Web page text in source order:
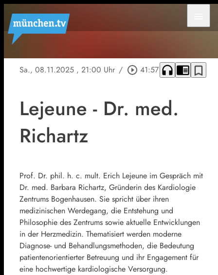
Sa., 08.11.2025 , 21:00 Uhr / play_circle_outline 41:57 headphones chrome_reader_mode bookmark_border
Lejeune - Dr. med.
Richartz
Prof. Dr. phil. h. c. mult. Erich Lejeune im Gespräch mit
Dr. med. Barbara Richartz, Gründerin des Kardiologie
Zentrums Bogenhausen. Sie spricht über ihren
medizinischen Werdegang, die Entstehung und
Philosophie des Zentrums sowie aktuelle Entwicklungen
in der Herzmedizin. Thematisiert werden moderne
Diagnose- und Behandlungsmethoden, die Bedeutung
patientenorientierter Betreuung und ihr Engagement für
eine hochwertige kardiologische Versorgung.